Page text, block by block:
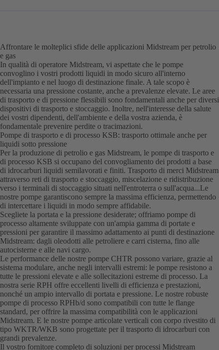
Affrontare le molteplici sfide delle applicazioni Midstream per petrolio
e gas
In qualità di operatore Midstream, vi aspettate che le pompe
convoglino i vostri prodotti liquidi in modo sicuro all'interno
dell'impianto e nel luogo di destinazione finale. A tale scopo è
necessaria una pressione costante, anche a prevalenze elevate. Le aree
di trasporto e di pressione flessibili sono fondamentali anche per diversi
dispositivi di trasporto e stoccaggio. Inoltre, nell'interesse della salute
dei vostri dipendenti, dell'ambiente e della vostra azienda, è
fondamentale prevenire perdite o tracimazioni.
Pompe di trasporto e di processo KSB: trasporto ottimale anche per
liquidi sotto pressione
Per la produzione di petrolio e gas Midstream, le pompe di trasporto e
di processo KSB si occupano del convogliamento dei prodotti a base
di idrocarburi liquidi semilavorati e finiti. Trasporto di merci Midstream
attraverso reti di trasporto e stoccaggio, miscelazione e ridistribuzione
verso i terminali di stoccaggio situati nell'entroterra o sull'acqua...Le
nostre pompe garantiscono sempre la massima efficienza, permettendo
di intercettare i liquidi in modo sempre affidabile.
Scegliete la portata e la pressione desiderate; offriamo pompe di
processo altamente sviluppate con un'ampia gamma di portate e
pressioni per garantire il massimo adattamento ai punti di destinazione
Midstream: dagli oleodotti alle petroliere e carri cisterna, fino alle
autocisterne e alle navi cargo.
Le performance delle nostre pompe CHTR possono variare, grazie al
sistema modulare, anche negli intervalli estremi: le pompe resistono a
tutte le pressioni elevate e alle sollecitazioni estreme di processo. La
nostra serie RPH offre eccellenti livelli di efficienza e prestazioni,
nonché un ampio intervallo di portata e pressione. Le nostre robuste
pompe di processo RPHb/d sono compatibili con tutte le flange
standard, per offrire la massima compatibilità con le applicazioni
Midstream. E le nostre pompe articolate verticali con corpo rivestito di
tipo WKTR/WKB sono progettate per il trasporto di idrocarburi con
grandi prevalenze.
Il vostro fornitore completo di soluzioni per processi Midstream